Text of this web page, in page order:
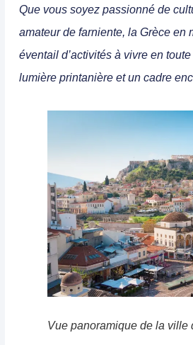
Que vous soyez passionné de
amateur de farniente, la Grèce en
éventail d’activités à vivre en
lumière printanière et un cadre
Vue panoramique de la ville